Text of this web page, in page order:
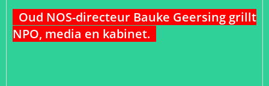
Oud NOS-directeur Bauke Geersing grillt
NPO, media en kabinet.